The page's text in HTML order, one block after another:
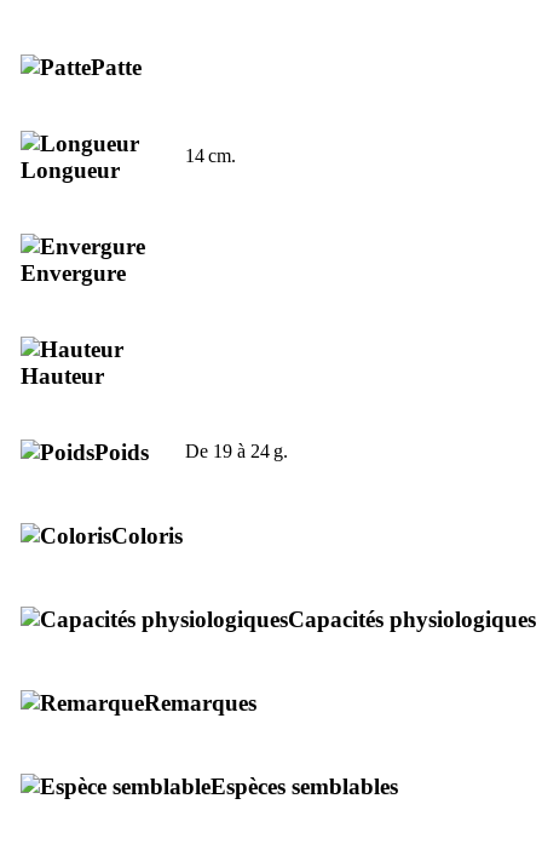
Patte
Longueur
14 cm.
Envergure
Hauteur
Poids De 19 à 24 g.
Coloris
Capacités physiologiques
Remarques
Espèces semblables